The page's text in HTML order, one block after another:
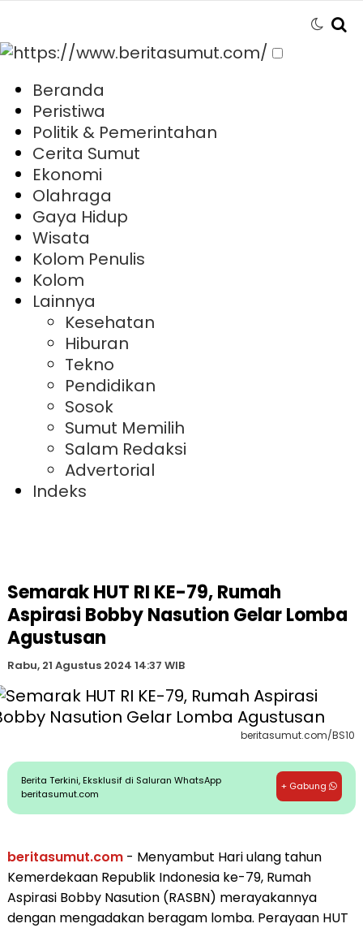
Beranda
Peristiwa
Politik & Pemerintahan
Cerita Sumut
Ekonomi
Olahraga
Gaya Hidup
Wisata
Kolom Penulis
Kolom
Lainnya
Kesehatan
Hiburan
Tekno
Pendidikan
Sosok
Sumut Memilih
Salam Redaksi
Advertorial
Indeks
Semarak HUT RI KE-79, Rumah
Aspirasi Bobby Nasution Gelar Lomba
Agustusan
Rabu, 21 Agustus 2024 14:37 WIB
beritasumut.com/BS10
Berita Terkini, Eksklusif di Saluran WhatsApp
beritasumut.com
+ Gabung
beritasumut.com- Menyambut Hari ulang tahun
Kemerdekaan Republik Indonesia ke-79, Rumah
Aspirasi Bobby Nasution (RASBN) merayakannya
dengan mengadakan beragam lomba. Perayaan HUT